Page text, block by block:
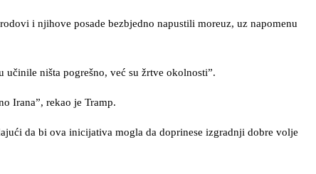
i njihove posade bezbjedno napustili moreuz, uz napomenu
ništa pogrešno, već su žrtve okolnosti”.
Irana”, rekao je Tramp.
da bi ova inicijativa mogla da doprinese izgradnji dobre volje